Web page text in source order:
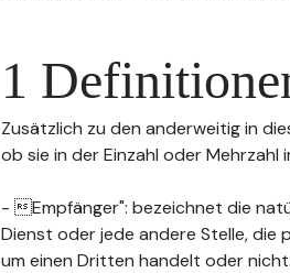
1
Zusätzlich zu den anderweitig in
ob sie in der Einzahl oder
- Empfänger": bezeichnet die
Dienst oder jede andere Stelle, die
um einen Dritten handelt oder nicht.